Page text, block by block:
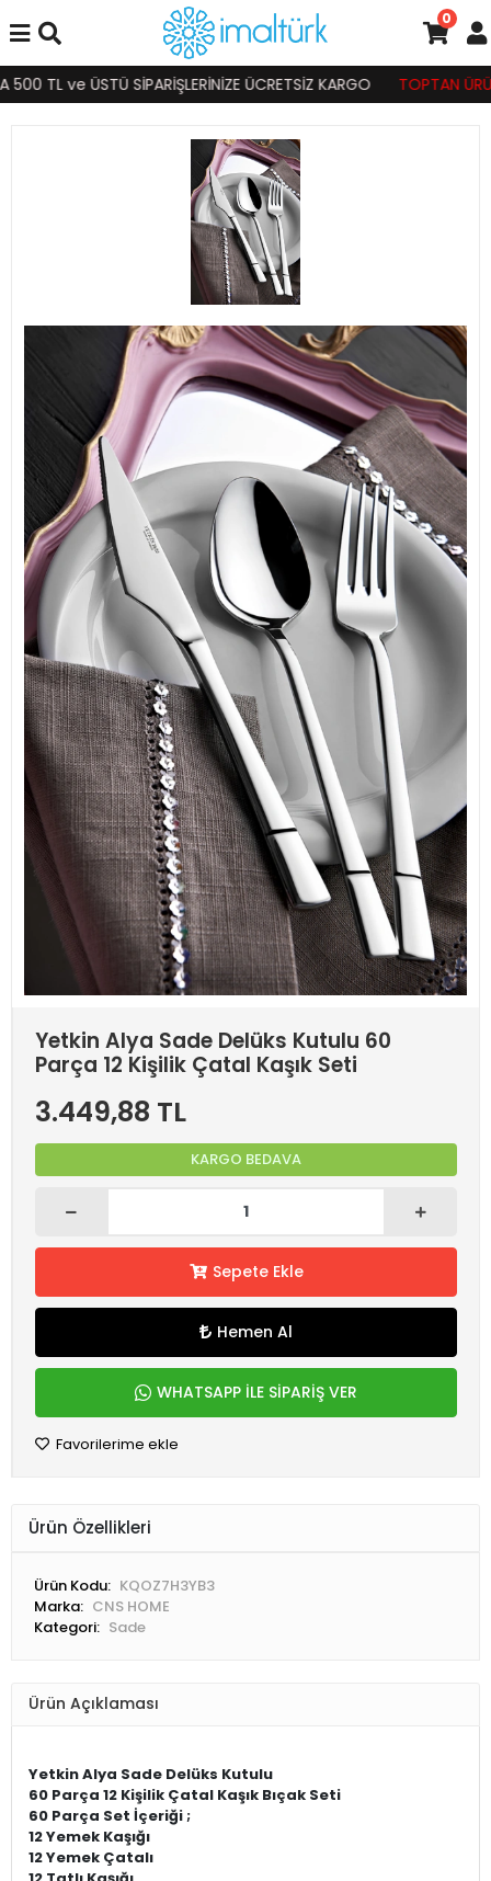
TL ve ÜSTÜ SİPARİŞLERİNİZE ÜCRETSİZ KARGO TOPTAN
0
Yetkin Alya Sade Delüks Kutulu 60
Parça 12 Kişilik Çatal Kaşık Seti
3.449,88 TL
KARGO BEDAVA
Sepete Ekle
Hemen Al
WHATSAPP İLE SİPARİŞ VER
Favorilerime ekle
Ürün Özellikleri
Ürün Kodu: KQOZ7H3YB3
Marka: CNS HOME
Kategori: Sade
Ürün Açıklaması
YetkinAlya Sade Delüks Kutulu
60 Parça 12 Kişilik Çatal Kaşık Bıçak Seti
60 Parça Set İçeriği ;
12 Yemek Kaşığı
12 Yemek Çatalı